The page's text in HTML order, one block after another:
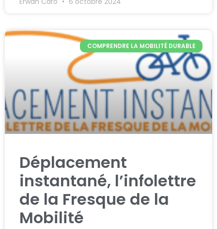
COMPRENDRE LA MOBILITÉ DURABLE
Déplacement
instantané, l’infolettre
de la Fresque de la
Mobilité